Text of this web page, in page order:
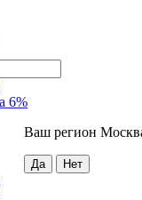
6%
Ваш регион